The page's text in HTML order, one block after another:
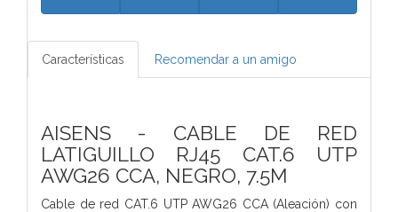
Características Recomendar a un amigo
AISENS - CABLE DE RED
LATIGUILLO RJ45 CAT.6 UTP
AWG26 CCA, NEGRO, 7.5M
Cable de red CAT.6 UTP AWG26 CCA (Aleación) con